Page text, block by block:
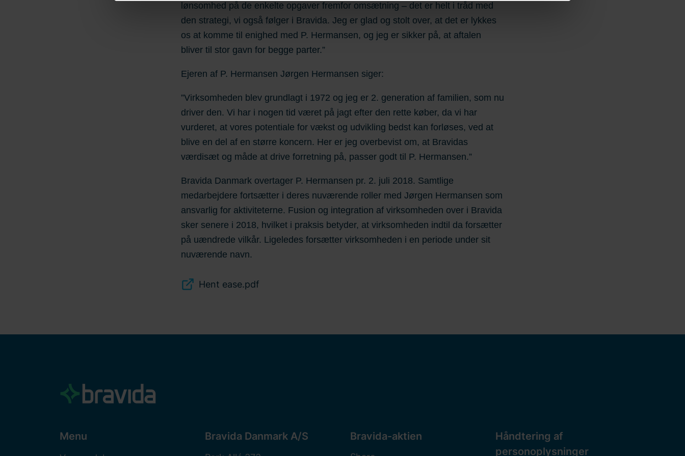
hjemmeside. Derudover kan du finde oplysninger om, hvordan du kontakter os, og hvordan vi behandler
personoplysninger. Indtast dit samtykke-ID og den dato, du kontaktede os vedrørende dit samtykke.
lønsomhed på de enkelte opgaver fremfor omsætning – det er helt i tråd med
den strategi, vi også følger i Bravida. Jeg er glad og stolt over, at det er lykkes
os at komme til enighed med P. Hermansen, og jeg er sikker på, at aftalen
bliver til stor gavn for begge parter.”
Ejeren af P. Hermansen Jørgen Hermansen siger:
”Virksomheden blev grundlagt i 1972 og jeg er 2. generation af familien, som nu
driver den. Vi har i nogen tid været på jagt efter den rette køber, da vi har
vurderet, at vores potentiale for vækst og udvikling bedst kan forløses, ved at
blive en del af en større koncern. Her er jeg overbevist om, at Bravidas
værdisæt og måde at drive forretning på, passer godt til P. Hermansen.”
Bravida Danmark overtager P. Hermansen pr. 2. juli 2018. Samtlige
medarbejdere fortsætter i deres nuværende roller med Jørgen Hermansen som
ansvarlig for aktiviteterne. Fusion og integration af virksomheden over i Bravida
sker senere i 2018, hvilket i praksis betyder, at virksomheden indtil da forsætter
på uændrede vilkår. Ligeledes forsætter virksomheden i en periode under sit
nuværende navn.
Hent ease.pdf
Menu Bravida Danmark A/S Bravida-aktien
Håndtering af
personoplysninger